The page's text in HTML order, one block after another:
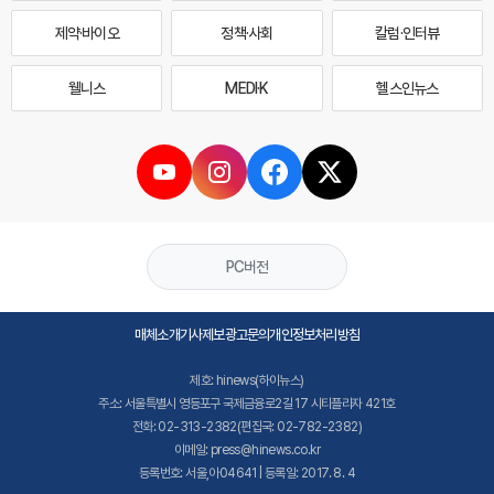
제약·바이오 정책·사회 칼럼·인터뷰
웰니스 MEDI·K 헬스인뉴스
PC버전
매체소개기사제보광고문의개인정보처리방침
제호: hinews(하이뉴스)
주소: 서울특별시 영등포구 국제금융로2길 17 시티플라자 421호
전화: 02-313-2382(편집국: 02-782-2382)
이메일: press@hinews.co.kr
등록번호: 서울,아04641 | 등록일: 2017. 8. 4